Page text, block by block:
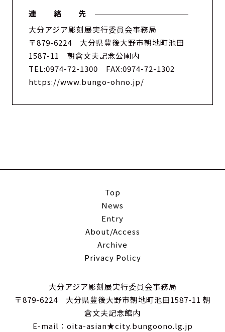
連 絡 先
大分アジア彫刻展実行委員会事務局
〒879-6224 大分県豊後大野市朝地町池田
1587-11 朝倉文夫記念公園内
TEL:0974-72-1300 FAX:0974-72-1302
https://www.bungo-ohno.jp/
Top
News
Entry
About/Access
Archive
Privacy Policy
大分アジア彫刻展実行委員会事務局
〒879-6224 大分県豊後大野市朝地町池田1587-11 朝
倉文夫記念館内
E-mail：oita-asian★city.bungoono.lg.jp